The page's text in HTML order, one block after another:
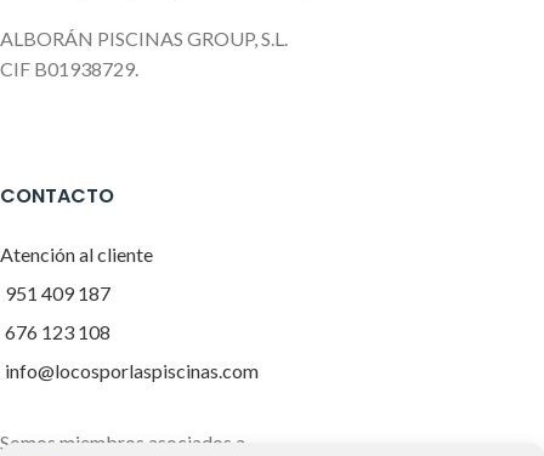
ALBORÁN PISCINAS GROUP, S.L.
CIF B01938729.
CONTACTO
Atención al cliente
951 409 187
676 123 108
info@locosporlaspiscinas.com
Somos miembros asociados a